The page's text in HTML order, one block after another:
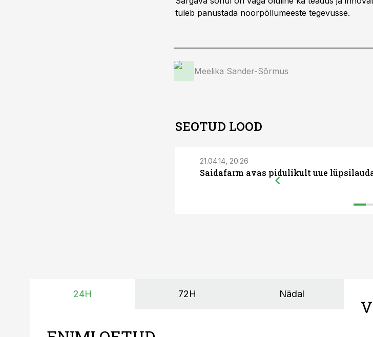
tuleb panustada noorpõllumeeste tegevusse.
Meelika Sander-Sõrmus
SEOTUD LOOD
21.04.14, 20:26
Saidafarm avas pidulikult uue
24H 72H Nädal